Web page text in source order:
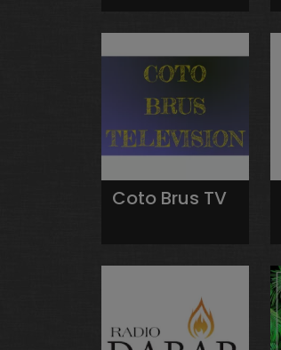
Coto Brus TV